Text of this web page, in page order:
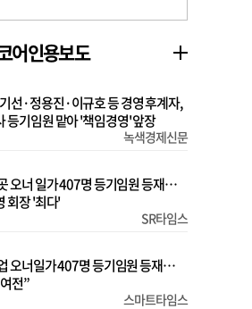
어인용보도
선·정용진·이규호 등 경영 후계자,
등기임원 맡아 '책임경영' 앞장
녹색경제신문
오너 일가 407명 등기임원 등재…
회장 '최다'
SR타임스
오너일가 407명 등기임원 등재…
전”
스마트타임스